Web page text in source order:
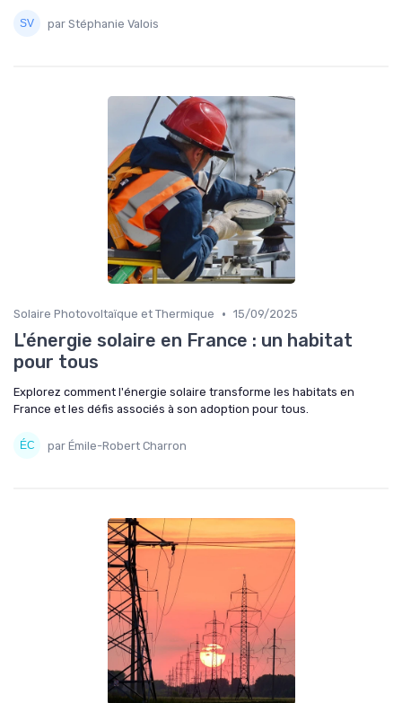
par Stéphanie Valois
Solaire Photovoltaïque et Thermique • 15/09/2025
L'énergie solaire en France : un habitat
pour tous
Explorez comment l'énergie solaire transforme les habitats en
France et les défis associés à son adoption pour tous.
par Émile-Robert Charron